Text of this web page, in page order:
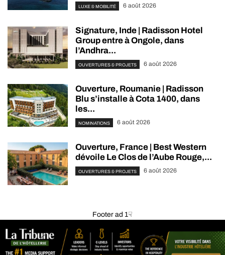
LUXE & MOBILITÉ 6 août 2026
Signature, Inde | Radisson Hotel
Group entre à Ongole, dans
l’Andhra...
OUVERTURES & PROJETS 6 août 2026
Ouverture, Roumanie | Radisson
Blu s’installe à Cota 1400, dans
les...
NOMINATIONS 6 août 2026
Ouverture, France | Best Western
dévoile Le Clos de l’Aube Rouge,...
OUVERTURES & PROJETS 6 août 2026
Footer ad 1☟